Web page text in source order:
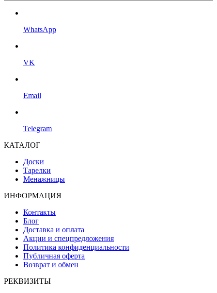
WhatsApp
VK
Email
Telegram
КАТАЛОГ
Доски
Тарелки
Менажницы
ИНФОРМАЦИЯ
Контакты
Блог
Доставка и оплата
Акции и спецпредложения
Политика конфиденциальности
Публичная оферта
Возврат и обмен
РЕКВИЗИТЫ